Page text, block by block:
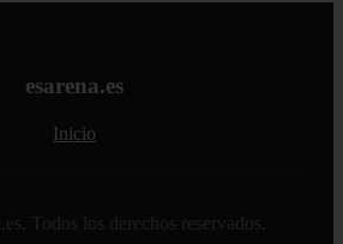
esarena.es
Inicio
Todos los derechos reservados.